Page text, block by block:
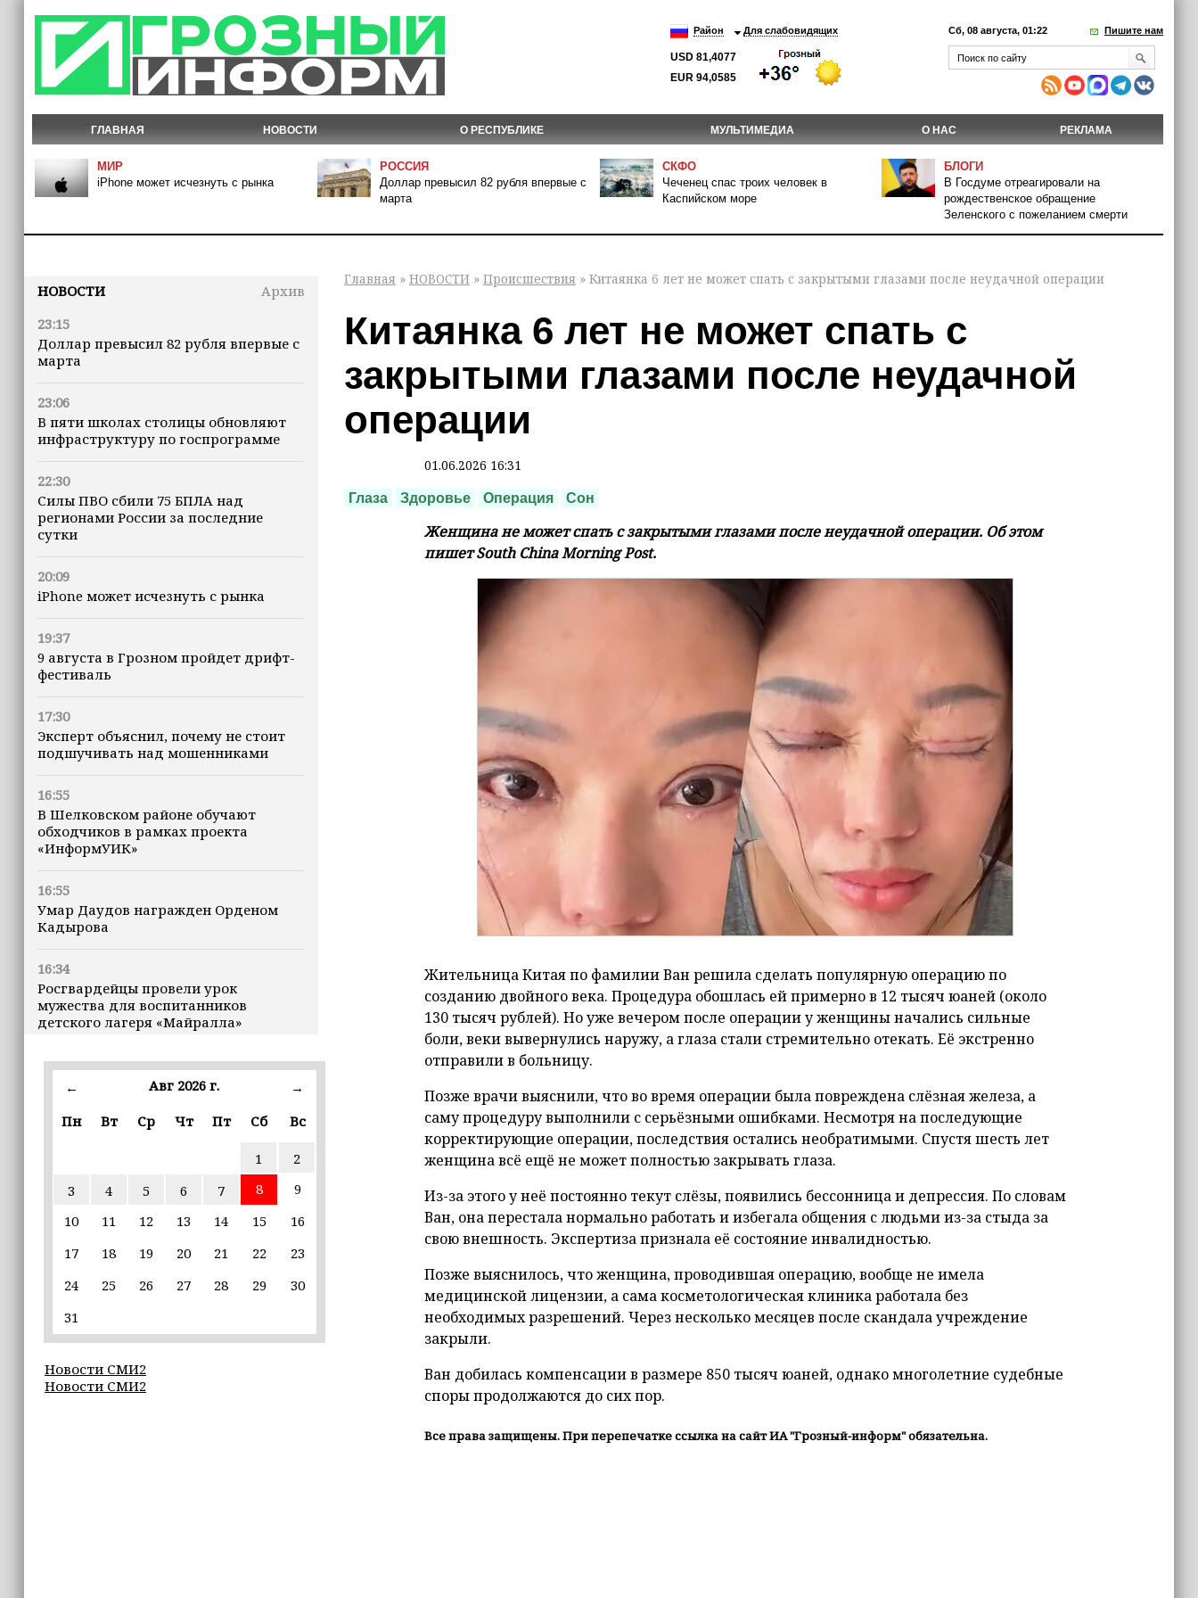
Район Для слабовидящих
USD 81,4077
EUR 94,0585
Сб, 08 августа, 01:22 Пишите нам
ГЛАВНАЯ НОВОСТИ О РЕСПУБЛИКЕ МУЛЬТИМЕДИА О НАС РЕКЛАМА
МИР
iPhone может исчезнуть с рынка
РОССИЯ
Доллар превысил 82 рубля впервые с
марта
СКФО
Чеченец спас троих человек в
Каспийском море
БЛОГИ
В Госдуме отреагировали на
рождественское обращение
Зеленского с пожеланием смерти
НОВОСТИ
Архив
23:15
Доллар превысил 82 рубля впервые с
марта
23:06
В пяти школах столицы обновляют
инфраструктуру по госпрограмме
22:30
Силы ПВО сбили 75 БПЛА над
регионами России за последние
сутки
20:09
iPhone может исчезнуть с рынка
19:37
9 августа в Грозном пройдет дрифт-
фестиваль
17:30
Эксперт объяснил, почему не стоит
подшучивать над мошенниками
16:55
В Шелковском районе обучают
обходчиков в рамках проекта
«ИнформУИК»
16:55
Умар Даудов награжден Орденом
Кадырова
16:34
Росгвардейцы провели урок
мужества для воспитанников
детского лагеря «Майралла»
16:30
Дмитрий Чернышенко: Внутренний
въездной — на 20,1%
Из бюджета Чечни дополнительно
выделено 505 млн рублей
пострадавшим от паводков
15:35
— стать большой
Избирательные участки Шатоя
готовы к приёму голосов
← Авг 2026 г.
→
Пн
Вт Ср Чт Пт Сб Вс
1
2
3
4 5 6 7 8
9
10
11 12 13 14 15
16
17
18 19 20 21 22
23
24
25 26 27 28 29
30
31
Новости СМИ2
Новости СМИ2
Главная » НОВОСТИ » Происшествия » Китаянка 6 лет не может спать с закрытыми глазами после неудачной операции
Китаянка 6 лет не может спать с
закрытыми глазами после неудачной
операции
01.06.2026 16:31
Глаза Здоровье Операция Сон
Женщина не может спать с закрытыми глазами после неудачной операции. Об этом
пишет South China Morning Post.
Жительница Китая по фамилии Ван решила сделать популярную операцию по
созданию двойного века. Процедура обошлась ей примерно в 12 тысяч юаней (около
130 тысяч рублей). Но уже вечером после операции у женщины начались сильные
боли, веки вывернулись наружу, а глаза стали стремительно отекать. Её экстренно
отправили в больницу.
Позже врачи выяснили, что во время операции была повреждена слёзная железа, а
саму процедуру выполнили с серьёзными ошибками. Несмотря на последующие
корректирующие операции, последствия остались необратимыми. Спустя шесть лет
женщина всё ещё не может полностью закрывать глаза.
Из-за этого у неё постоянно текут слёзы, появились бессонница и депрессия. По словам
Ван, она перестала нормально работать и избегала общения с людьми из-за стыда за
свою внешность. Экспертиза признала её состояние инвалидностью.
Позже выяснилось, что женщина, проводившая операцию, вообще не имела
медицинской лицензии, а сама косметологическая клиника работала без
необходимых разрешений. Через несколько месяцев после скандала учреждение
закрыли.
Ван добилась компенсации в размере 850 тысяч юаней, однако многолетние судебные
споры продолжаются до сих пор.
Все права защищены. При перепечатке ссылка на сайт ИА "Грозный-информ" обязательна.